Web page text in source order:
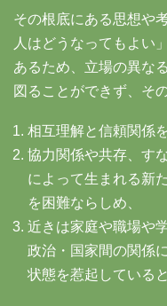
その根底にある思想や
人はどうなってもよい
あるため、立場の異な
図ることができず、そ
相互理解と信頼関係
協力関係や共存、す
によって生まれる新
を困難ならしめ、
近きは家庭や職場や
政治・国家間の関係
状態を惹起している